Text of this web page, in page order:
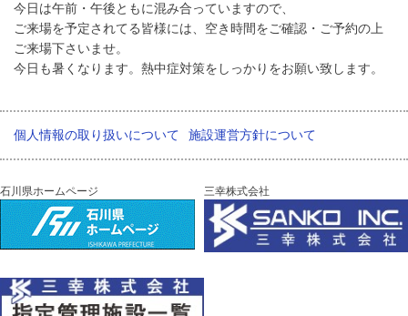
今日は午前・午後ともに混み合っていますので、
ご来場を予定されてる皆様には、空き時間をご確認・ご予約の上
ご来場下さいませ。
今日も暑くなります。熱中症対策をしっかりをお願い致します。
個人情報の取り扱いについて 施設運営方針について
石川県ホームページ 三幸株式会社